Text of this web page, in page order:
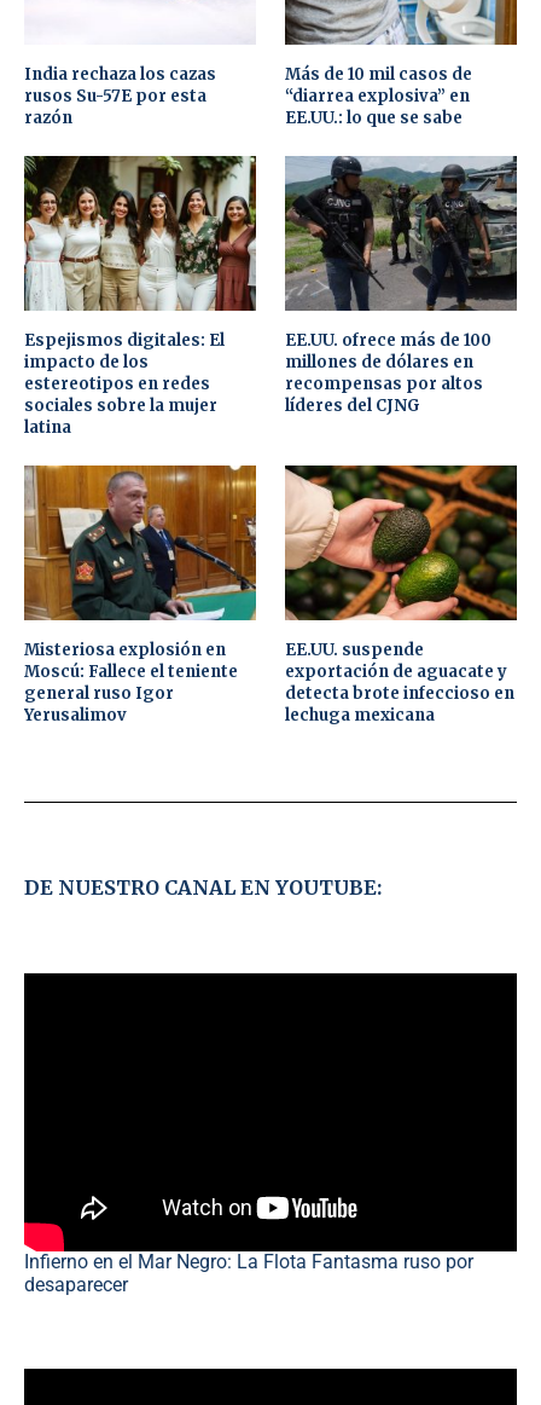
India rechaza los cazas
rusos Su-57E por esta
razón
Más de 10 mil casos de
“diarrea explosiva” en
EE.UU.: lo que se sabe
Espejismos digitales: El
impacto de los
estereotipos en redes
sociales sobre la mujer
latina
EE.UU. ofrece más de 100
millones de dólares en
recompensas por altos
líderes del CJNG
Misteriosa explosión en
Moscú: Fallece el teniente
general ruso Igor
Yerusalimov
EE.UU. suspende
exportación de aguacate y
detecta brote infeccioso en
lechuga mexicana
DE NUESTRO CANAL EN YOUTUBE:
Infierno en el Mar Negro: La Flota Fantasma ruso por
desaparecer